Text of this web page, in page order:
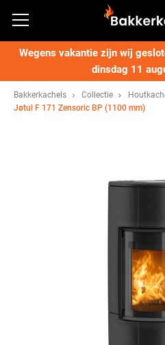
Wegens vakantie zijn wij
dinsdag 11
Bakkerkachels Collectie
Jøtul F 171 Zensoric BP (1100 mm)